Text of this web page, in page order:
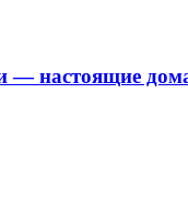
— настоящие